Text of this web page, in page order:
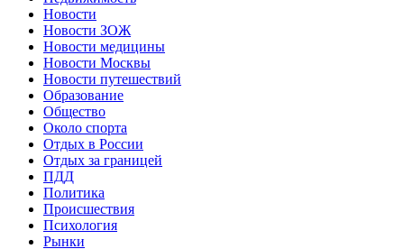
Новости
Новости ЗОЖ
Новости медицины
Новости Москвы
Новости путешествий
Образование
Общество
Около спорта
Отдых в России
Отдых за границей
ПДД
Политика
Происшествия
Психология
Рынки